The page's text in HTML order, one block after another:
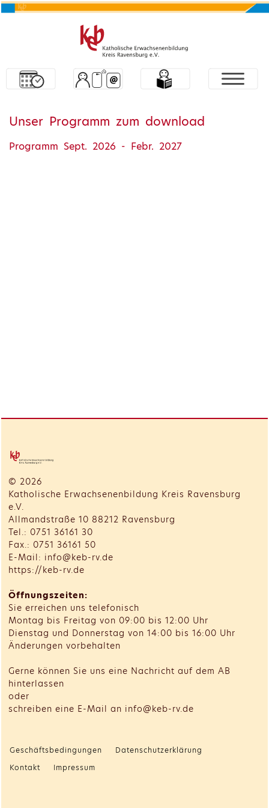
Unser Programm zum download
Programm Sept. 2026 - Febr. 2027
© 2026
Katholische Erwachsenenbildung Kreis Ravensburg
e.V.
Allmandstraße 10 88212 Ravensburg
Tel.: 0751 36161 30
Fax.: 0751 36161 50
E-Mail: info@keb-rv.de
https://keb-rv.de
Öffnungszeiten:
Sie erreichen uns telefonisch
Montag bis Freitag von 09:00 bis 12:00 Uhr
Dienstag und Donnerstag von 14:00 bis 16:00 Uhr
Änderungen vorbehalten
Gerne können Sie uns eine Nachricht auf dem AB
hinterlassen
oder
schreiben eine E-Mail an info@keb-rv.de
Geschäftsbedingungen
Datenschutzerklärung
Kontakt
Impressum